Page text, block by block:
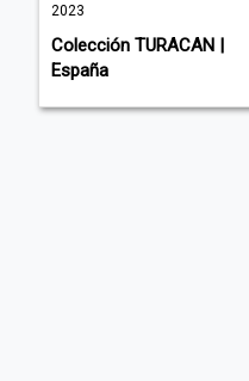
2023
Colección TURACAN |
España